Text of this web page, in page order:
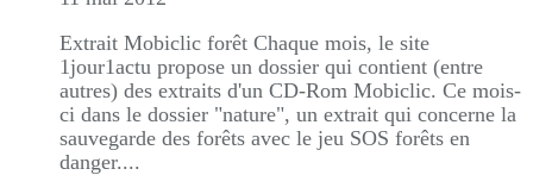
Extrait Mobiclic forêt Chaque mois, le site
1jour1actu propose un dossier qui contient (entre
autres) des extraits d'un CD-Rom Mobiclic. Ce mois-
ci dans le dossier "nature", un extrait qui concerne la
sauvegarde des forêts avec le jeu SOS forêts en
danger....